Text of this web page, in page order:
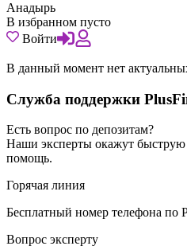
Анадырь
В избранном пусто
Войти
В данный момент нет
Служба поддержки
Есть вопрос по депозитам?
Наши эксперты окажут
помощь.
Горячая линия
Бесплатный номер телефона по
Вопрос эксперту